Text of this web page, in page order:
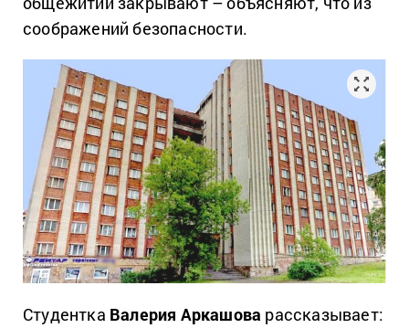
соображений безопасности.
Студентка Валерия Аркашова рассказывает: